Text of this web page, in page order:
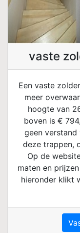
vaste
Een vaste
meer
hoogte van
boven is €
geen
deze trappen,
Op de
maten en
hieronder klikt